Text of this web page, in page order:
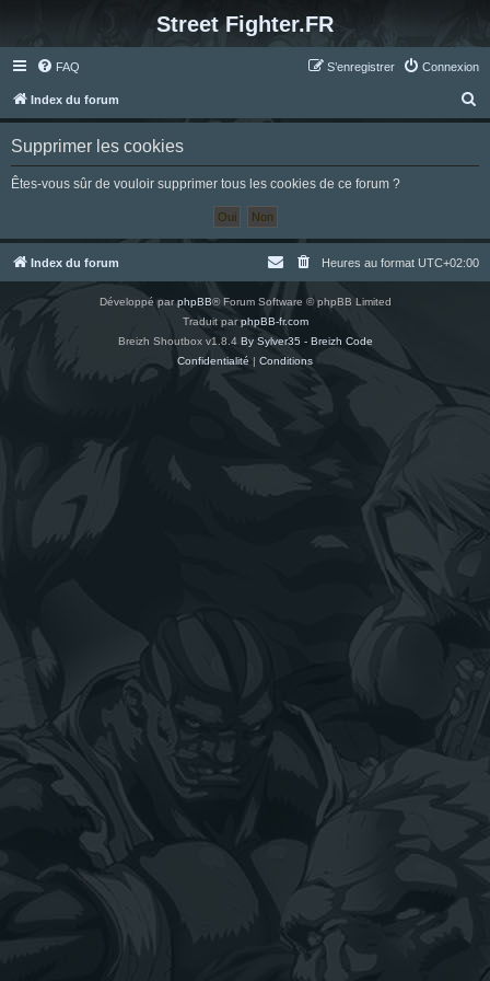
Street Fighter.FR
FAQ Connexion
S’enregistrer
Index du forum
e
h
Supprimer les cookies
Êtes-vous sûr de vouloir supprimer tous les cookies de ce forum ?
Index du forum Heures au format UTC+02:00
Développé parphpBB® Forum Software © phpBB Limited
Traduit parphpBB-fr.com
Breizh Shoutbox v1.8.4 By Sylver35 - Breizh Code
Confidentialité | Conditions